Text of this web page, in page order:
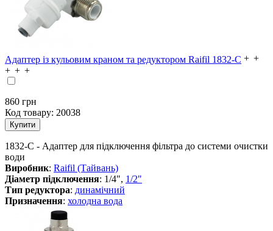
Адаптер із кульовим краном та редуктором Raifil 1832-C
860 грн
Код товару: 20038
1832-C - Адаптер для підключення фільтра до системи очистки
води
Виробник: Raifil (Тайвань)
Діаметр підключення: 1/4", 1/2"
Тип редуктора: динамічний
Призначення: холодна вода